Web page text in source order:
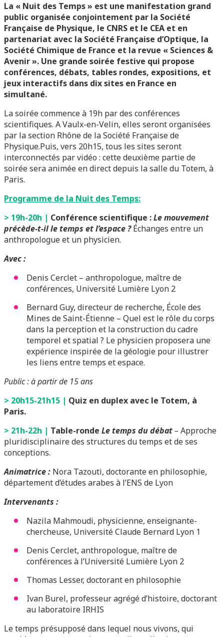
La « Nuit des Temps » est une manifestation grand
public organisée conjointement par la Société
Française de Physique, le CNRS et le CEA et en
partenariat avec la Société Française d’Optique, la
Société Chimique de France et la revue « Sciences &
Avenir ». Une grande soirée festive qui propose
conférences, débats, tables rondes, expositions, et
jeux interactifs dans dix sites en France en
simultané.
La soirée commence à 19h par des conférences
scientifiques. A Vaulx-en-Velin, elles seront organisées
par la section Rhône de la Société Française de
Physique.Puis, vers 20h15, tous les sites seront
interconnectés par vidéo : cette deuxième partie de
soirée sera animée en direct depuis la salle du Totem, à
Paris.
Programme de la Nuit des Temps:
> 19h-20h | Conférence scientifique :Le mouvement
précède-t-il le temps et l’espace ?Échanges entre un
anthropologue et un physicien.
Avec :
Denis Cerclet – anthropologue, maître de
conférences, Université Lumière Lyon 2
Bernard Guy, directeur de recherche, École des
Mines de Saint-Étienne – Quel est le rôle du corps
dans la perception et la construction du cadre
temporel et spatial ? Le physicien proposera une
expérience inspirée de la géologie pour illustrer
les liens entre temps et espace.
Public : à partir de 15 ans
> 20h15-21h15 | Quiz en duplex avec le Totem, à
Paris.
> 21h-22h | Table-ronde Le temps du débat– Approche
pluridisciplinaire des structures du temps et de ses
conceptions.
Animatrice : Nora Tazouti, doctorante en philosophie,
département d’études arabes à l’ENS de Lyon
Intervenants :
Nazila Mahmoudi, physicienne, enseignante-
chercheuse, Université Claude Bernard Lyon 1
Denis Cerclet, anthropologue, maître de
conférences à l’Université Lumière Lyon 2
Thomas Lesser, doctorant en philosophie
Ivan Burel, professeur agrégé d’histoire, doctorant
au laboratoire IRHIS
Le temps présupposé dans lequel nous vivons, qui